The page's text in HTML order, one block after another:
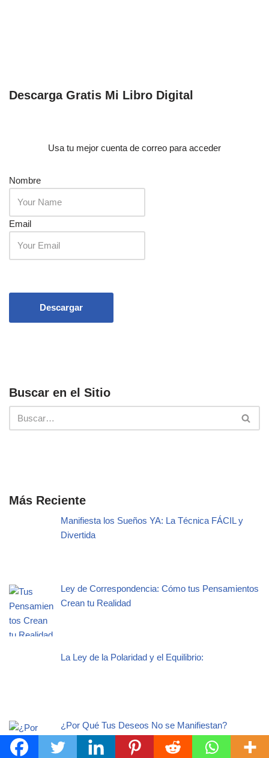
Descarga Gratis Mi Libro Digital
Usa tu mejor cuenta de correo para acceder
Nombre
Email
Descargar
Buscar en el Sitio
Más Reciente
Manifiesta los Sueños YA: La Técnica FÁCIL y
Divertida
Ley de Correspondencia: Cómo tus Pensamientos
Crean tu Realidad
La Ley de la Polaridad y el Equilibrio:
¿Por Qué Tus Deseos No se Manifiestan?